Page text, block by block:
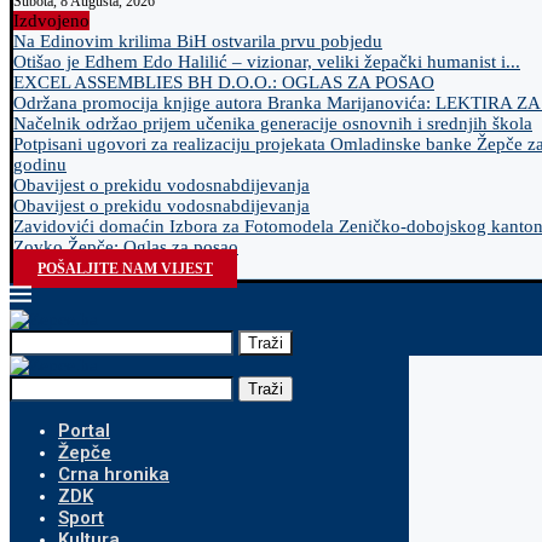
Izdvojeno
Na Edinovim krilima BiH ostvarila prvu pobjedu
Otišao je Edhem Edo Halilić – vizionar, veliki žepački humanist i...
EXCEL ASSEMBLIES BH D.O.O.: OGLAS ZA POSAO
Održana promocija knjige autora Branka Marijanovića: LEKTIRA
Načelnik održao prijem učenika generacije osnovnih i srednjih škola
Potpisani ugovori za realizaciju projekata Omladinske banke Žepče
godinu
Obavijest o prekidu vodosnabdijevanja
Obavijest o prekidu vodosnabdijevanja
Zavidovići domaćin Izbora za Fotomodela Zeničko-dobojskog
Zovko Žepče: Oglas za posao
POŠALJITE NAM VIJEST
Traži
Traži
Portal
Žepče
Crna hronika
ZDK
Sport